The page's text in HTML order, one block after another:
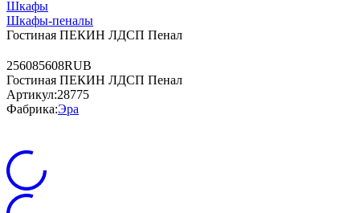
Шкафы
Шкафы-пеналы
Гостиная ПЕКИН ЛДСП Пенал
256085608RUB
Гостиная ПЕКИН ЛДСП Пенал
Артикул:28775
Фабрика:Эра